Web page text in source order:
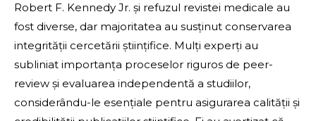
Robert F. Kennedy Jr. și refuzul revistei medicale au
fost diverse, dar majoritatea au susținut conservarea
integrității cercetării științifice. Mulți experți au
subliniat importanța proceselor riguros de peer-
review și evaluarea independentă a studiilor,
considerându-le esențiale pentru asigurarea calității și